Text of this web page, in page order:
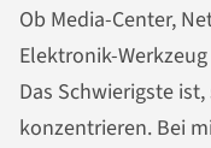
Ob Media-Center,
Elektronik-
Das Schwierigste
konzentrieren. Bei